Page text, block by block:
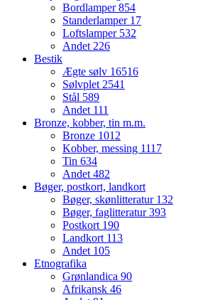
Bordlamper854
Standerlamper 17
Loftslamper 532
Andet 226
Bestik
Ægte sølv 16516
Sølvplet 2541
Stål 589
Andet 111
Bronze, kobber, tin m.m.
Bronze 1012
Kobber, messing 1117
Tin 634
Andet 482
Bøger, postkort, landkort
Bøger, skønlitteratur 132
Bøger, faglitteratur393
Postkort 190
Landkort 113
Andet 105
Etnografika
Grønlandica 90
Afrikansk 46